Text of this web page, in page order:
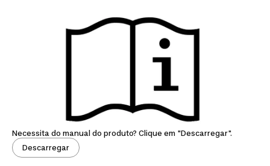
Necessita do manual do produto? Clique em "Descarregar".
Descarregar